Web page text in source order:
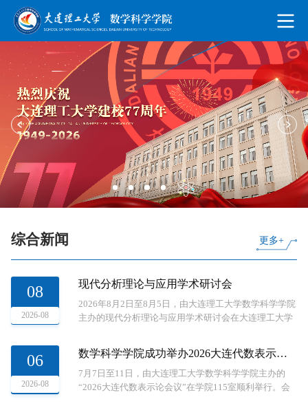
综合新闻 更多+
08
2026-08
现代分析理论与应用学术研讨会
2026年8月2日至8月5日，由大连理工大学数学科学学院
主办的现代分析理论与应用学术研讨会在大连理工大学
心主题，旨在汇聚全国分析数学领域的专家学者，展示
最新研究成果，推动学科交叉融合与学术合作。会议吸
引了来自清华大学、中国科学院、加拿大多伦多大学、
大连理工大学、南开大学、吉林大学、中南大学、四川
06
2026-08
数学科学学院成功举办2026大连代数表示论会议
7月7日至11日，由大连理工大学数学科学学院主办的
“2026大连代数表示论会议”在学院115室顺利举行。会